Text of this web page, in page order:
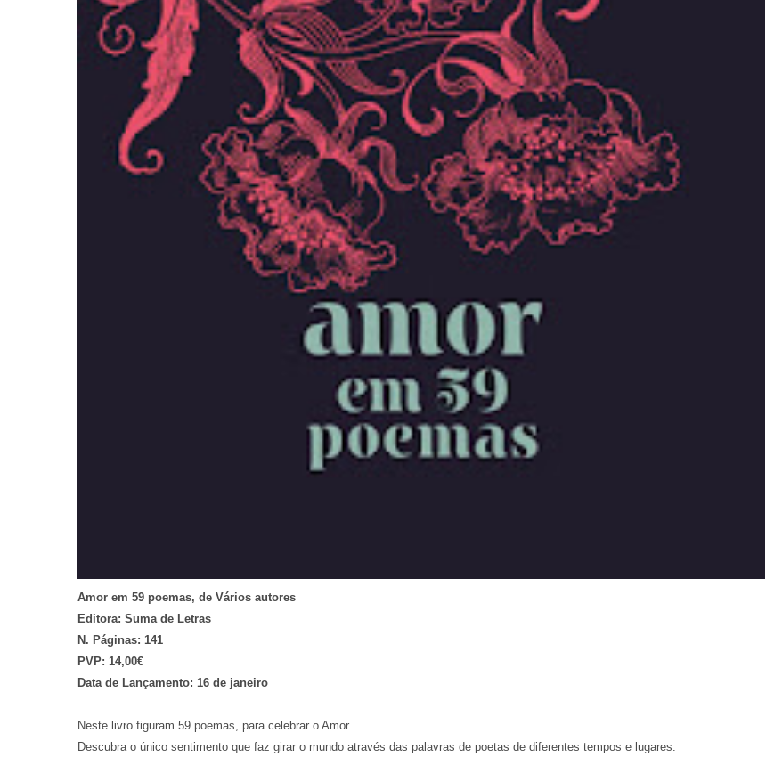
Amor em 59 poemas, de Vários autores
Editora: Suma de Letras
N. Páginas: 141
PVP: 14,00€
Data de Lançamento: 16 de janeiro
Neste livro figuram 59 poemas, para celebrar o Amor.
Descubra o único sentimento que faz girar o mundo através das palavras de poetas de diferentes tempos e lugares.